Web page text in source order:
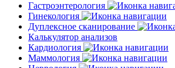
Гастроэнтерология
Гинекология
Дуплексное сканирование
Калькулятор анализов
Кардиология
Маммология